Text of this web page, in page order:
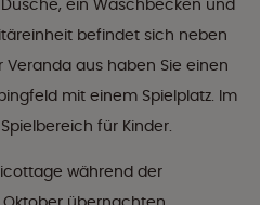
ein Waschbecken und
befindet sich neben
aus haben Sie einen
mit einem Spielplatz. Im
für Kinder.
während der